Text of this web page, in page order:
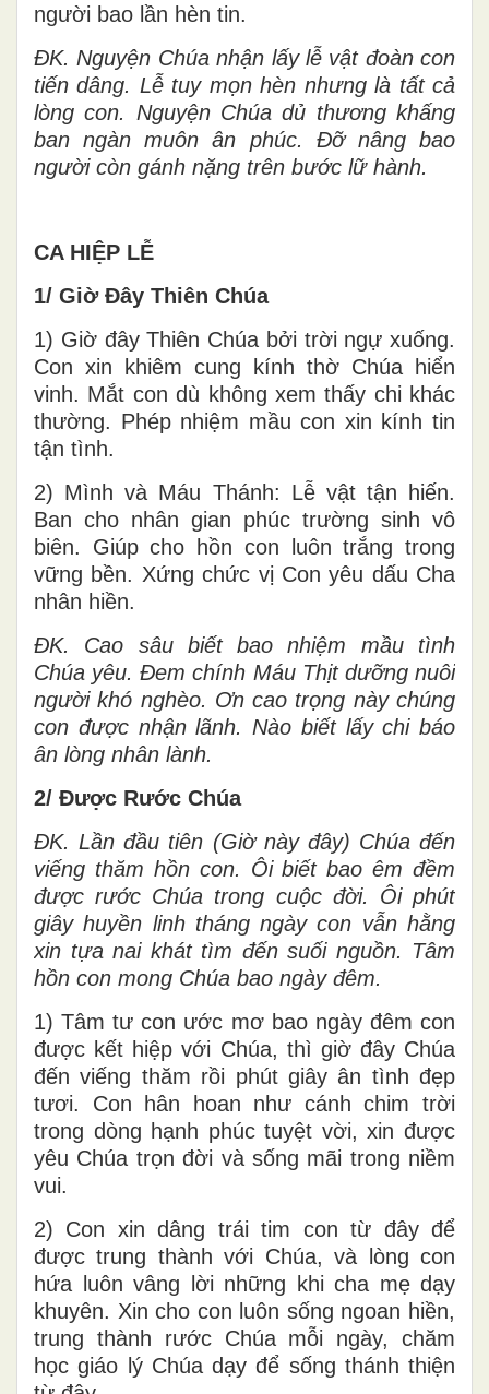
người bao lần hèn tin.
ĐK. Nguyện Chúa nhận lấy lễ vật đoàn con
tiến dâng. Lễ tuy mọn hèn nhưng là tất cả
lòng con. Nguyện Chúa dủ thương khấng
ban ngàn muôn ân phúc. Đỡ nâng bao
người còn gánh nặng trên bước lữ hành.
CA HIỆP LỄ
1/ Giờ Đây Thiên Chúa
1) Giờ đây Thiên Chúa bởi trời ngự xuống.
Con xin khiêm cung kính thờ Chúa hiển
vinh. Mắt con dù không xem thấy chi khác
thường. Phép nhiệm mầu con xin kính tin
tận tình.
2) Mình và Máu Thánh: Lễ vật tận hiến.
Ban cho nhân gian phúc trường sinh vô
biên. Giúp cho hồn con luôn trắng trong
vững bền. Xứng chức vị Con yêu dấu Cha
nhân hiền.
ĐK. Cao sâu biết bao nhiệm mầu tình
Chúa yêu. Đem chính Máu Thịt dưỡng nuôi
người khó nghèo. Ơn cao trọng này chúng
con được nhận lãnh. Nào biết lấy chi báo
ân lòng nhân lành.
2/ Được Rước Chúa
ĐK. Lần đầu tiên (Giờ này đây) Chúa đến
viếng thăm hồn con. Ôi biết bao êm đềm
được rước Chúa trong cuộc đời. Ôi phút
giây huyền linh tháng ngày con vẫn hằng
xin tựa nai khát tìm đến suối nguồn. Tâm
hồn con mong Chúa bao ngày đêm.
1) Tâm tư con ước mơ bao ngày đêm con
được kết hiệp với Chúa, thì giờ đây Chúa
đến viếng thăm rồi phút giây ân tình đẹp
tươi. Con hân hoan như cánh chim trời
trong dòng hạnh phúc tuyệt vời, xin được
yêu Chúa trọn đời và sống mãi trong niềm
vui.
2) Con xin dâng trái tim con từ đây để
được trung thành với Chúa, và lòng con
hứa luôn vâng lời những khi cha mẹ dạy
khuyên. Xin cho con luôn sống ngoan hiền,
trung thành rước Chúa mỗi ngày, chăm
học giáo lý Chúa dạy để sống thánh thiện